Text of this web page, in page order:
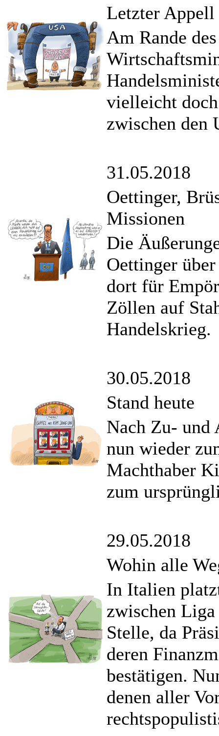
Letzter Appell
Am Rande
vielleicht
zwischen den
31.05.2018
Oettinger,
Missionen
Die
Oettinger
dort für
Zöllen auf
Handelskrieg.
30.05.2018
Stand heute
Nach Zu- und
nun wieder
Machthaber
zum
29.05.2018
Wohin alle
In Italien
zwischen
Stelle, da
deren
bestätigen.
denen aller